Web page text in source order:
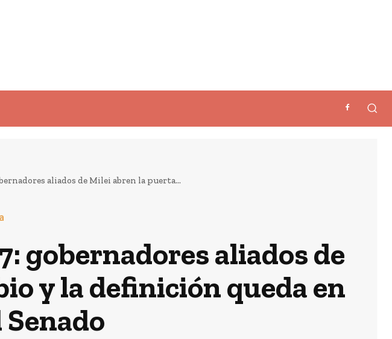
aliados de Milei abren la puerta...
gobernadores aliados de
y la definición queda en